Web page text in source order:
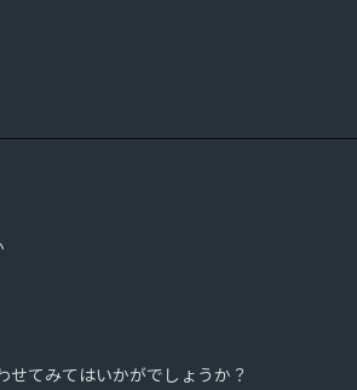
てみてはいかがでしょうか？